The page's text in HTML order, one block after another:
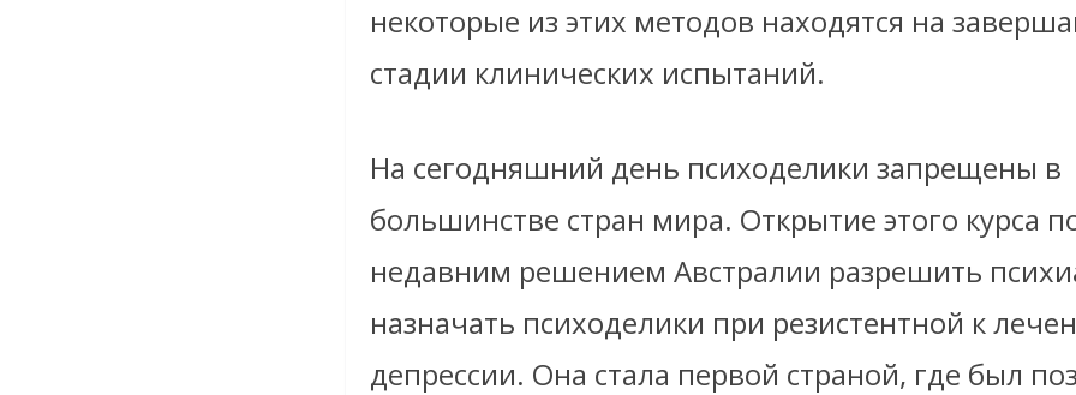
некоторые из этих методов находятся на
стадии клинических испытаний.
На сегодняшний день психоделики запрещены в
большинстве стран мира. Открытие этого курса
недавним решением Австралии разрешить
назначать психоделики при резистентной к
депрессии. Она стала первой страной, где был